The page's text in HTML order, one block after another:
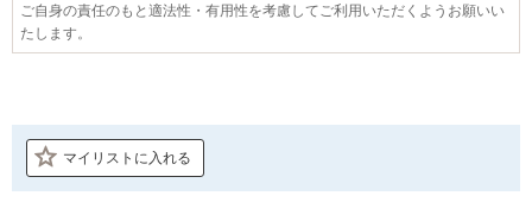
ご自身の責任のもと適法性・有用性を考慮してご利用いただくようお願いい
たします。
マイリストに入れる